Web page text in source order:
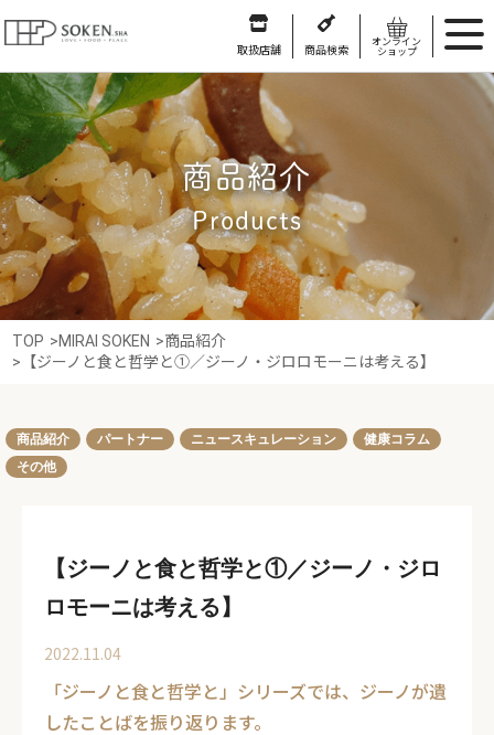
取扱店舗 商品検索
オンライン
ショップ
商品紹介
Products
TOP >MIRAI SOKEN >商品紹介
> 【ジーノと食と哲学と①／ジーノ・ジロロモーニは考える】
商品紹介 パートナー ニュースキュレーション
健康コラム
その他
【ジーノと食と哲学と①／ジーノ・ジロ
ロモーニは考える】
2022.11.04
「ジーノと食と哲学と」シリーズでは、ジーノが遺
したことばを振り返ります。